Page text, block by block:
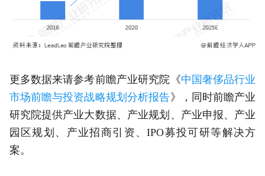
更多数据来请参考前瞻产业研究院《中国奢侈品行业
市场前瞻与投资战略规划分析报告》，同时前瞻产业
研究院提供产业大数据、产业规划、产业申报、产业
园区规划、产业招商引资、IPO募投可研等解决方
案。